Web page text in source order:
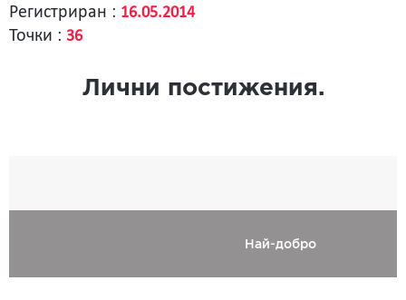
Регистриран : 16.05.2014
Точки : 36
Лични постижения.
Най-добро